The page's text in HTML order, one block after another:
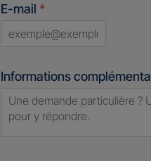
+1
E-mail *
Informations